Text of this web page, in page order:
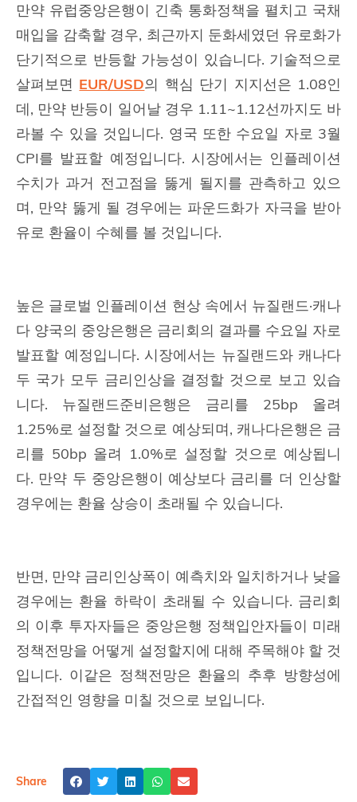
만약 유럽중앙은행이 긴축 통화정책을 펼치고 국채
매입을 감축할 경우, 최근까지 둔화세였던 유로화가
단기적으로 반등할 가능성이 있습니다. 기술적으로
살펴보면 EUR/USD의 핵심 단기 지지선은 1.08인
데, 만약 반등이 일어날 경우 1.11~1.12선까지도 바
라볼 수 있을 것입니다. 영국 또한 수요일 자로 3월
CPI를 발표할 예정입니다. 시장에서는 인플레이션
수치가 과거 전고점을 뚫게 될지를 관측하고 있으
며, 만약 뚫게 될 경우에는 파운드화가 자극을 받아
유로 환율이 수혜를 볼 것입니다.
높은 글로벌 인플레이션 현상 속에서 뉴질랜드·캐나
다 양국의 중앙은행은 금리회의 결과를 수요일 자로
발표할 예정입니다. 시장에서는 뉴질랜드와 캐나다
두 국가 모두 금리인상을 결정할 것으로 보고 있습
니다. 뉴질랜드준비은행은 금리를 25bp 올려
1.25%로 설정할 것으로 예상되며, 캐나다은행은 금
리를 50bp 올려 1.0%로 설정할 것으로 예상됩니
다. 만약 두 중앙은행이 예상보다 금리를 더 인상할
경우에는 환율 상승이 초래될 수 있습니다.
반면, 만약 금리인상폭이 예측치와 일치하거나 낮을
경우에는 환율 하락이 초래될 수 있습니다. 금리회
의 이후 투자자들은 중앙은행 정책입안자들이 미래
정책전망을 어떻게 설정할지에 대해 주목해야 할 것
입니다. 이같은 정책전망은 환율의 추후 방향성에
간접적인 영향을 미칠 것으로 보입니다.
Share